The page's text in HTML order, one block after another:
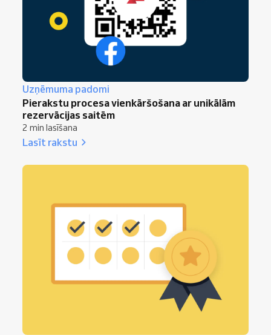
Uzņēmuma padomi
Pierakstu procesa vienkāršošana ar unikālām
rezervācijas saitēm
2 min lasīšana
Lasīt rakstu